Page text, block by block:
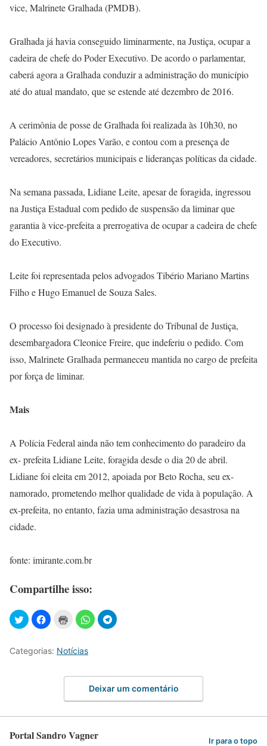
vice, Malrinete Gralhada (PMDB).
Gralhada já havia conseguido liminarmente, na Justiça, ocupar a
cadeira de chefe do Poder Executivo. De acordo o parlamentar,
caberá agora a Gralhada conduzir a administração do município
até do atual mandato, que se estende até dezembro de 2016.
A cerimônia de posse de Gralhada foi realizada às 10h30, no
Palácio Antônio Lopes Varão, e contou com a presença de
vereadores, secretários municipais e lideranças políticas da cidade.
Na semana passada, Lidiane Leite, apesar de foragida, ingressou
na Justiça Estadual com pedido de suspensão da liminar que
garantia à vice-prefeita a prerrogativa de ocupar a cadeira de chefe
do Executivo.
Leite foi representada pelos advogados Tibério Mariano Martins
Filho e Hugo Emanuel de Souza Sales.
O processo foi designado à presidente do Tribunal de Justiça,
desembargadora Cleonice Freire, que indeferiu o pedido. Com
isso, Malrinete Gralhada permaneceu mantida no cargo de prefeita
por força de liminar.
Mais
A Polícia Federal ainda não tem conhecimento do paradeiro da
ex- prefeita Lidiane Leite, foragida desde o dia 20 de abril.
Lidiane foi eleita em 2012, apoiada por Beto Rocha, seu ex-
namorado, prometendo melhor qualidade de vida à população. A
ex-prefeita, no entanto, fazia uma administração desastrosa na
cidade.
fonte: imirante.com.br
Compartilhe isso:
Categorias: Notícias
Deixar um comentário
Portal Sandro Vagner Ir para o topo